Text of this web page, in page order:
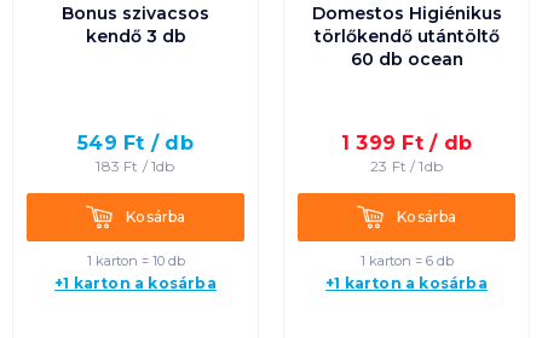
Bonus szivacsos
kendő 3 db
549 Ft / db
183 Ft /1db
KosárbaKosárba
1 karton = 10 db
+1 karton a kosárba
Domestos Higiénikus
törlőkendő utántöltő
60 db ocean
1 399 Ft / db
23 Ft /1db
KosárbaKosárba
1 karton = 6 db
+1 karton a kosárba